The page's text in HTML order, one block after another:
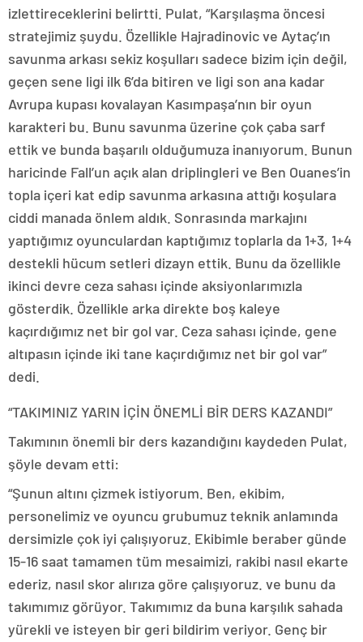
izlettireceklerini belirtti. Pulat, “Karşılaşma öncesi
stratejimiz şuydu. Özellikle Hajradinovic ve Aytaç’ın
savunma arkası sekiz koşulları sadece bizim için değil,
geçen sene ligi ilk 6’da bitiren ve ligi son ana kadar
Avrupa kupası kovalayan Kasımpaşa’nın bir oyun
karakteri bu. Bunu savunma üzerine çok çaba sarf
ettik ve bunda başarılı olduğumuza inanıyorum. Bunun
haricinde Fall’un açık alan driplingleri ve Ben Ouanes’in
topla içeri kat edip savunma arkasına attığı koşulara
ciddi manada önlem aldık. Sonrasında markajını
yaptığımız oyunculardan kaptığımız toplarla da 1+3, 1+4
destekli hücum setleri dizayn ettik. Bunu da özellikle
ikinci devre ceza sahası içinde aksiyonlarımızla
gösterdik. Özellikle arka direkte boş kaleye
kaçırdığımız net bir gol var. Ceza sahası içinde, gene
altıpasın içinde iki tane kaçırdığımız net bir gol var”
dedi.
“TAKIMINIZ YARIN İÇİN ÖNEMLİ BİR DERS KAZANDI”
Takımının önemli bir ders kazandığını kaydeden Pulat,
şöyle devam etti:
“Şunun altını çizmek istiyorum. Ben, ekibim,
personelimiz ve oyuncu grubumuz teknik anlamında
dersimizle çok iyi çalışıyoruz. Ekibimle beraber günde
15-16 saat tamamen tüm mesaimizi, rakibi nasıl ekarte
ederiz, nasıl skor alırıza göre çalışıyoruz. ve bunu da
takımımız görüyor. Takımımız da buna karşılık sahada
yürekli ve isteyen bir geri bildirim veriyor. Genç bir